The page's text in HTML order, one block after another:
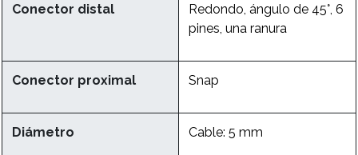
Conector distal
Redondo, ángulo de 45°, 6
pines, una ranura
Conector proximal Snap
Diámetro Cable: 5 mm